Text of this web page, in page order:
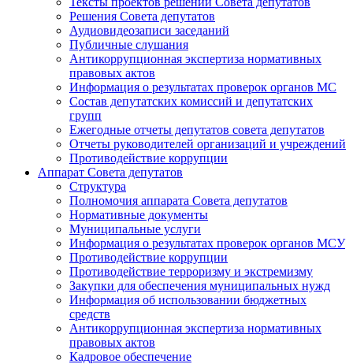
Решения Совета депутатов
Аудиовидеозаписи заседаний
Публичные слушания
Антикоррупционная экспертиза нормативных
правовых актов
Информация о результатах проверок органов МС
Состав депутатских комиссий и депутатских
групп
Ежегодные отчеты депутатов совета депутатов
Отчеты руководителей организаций и учреждений
Противодействие коррупции
Аппарат Совета депутатов
Структура
Полномочия аппарата Совета депутатов
Нормативные документы
Муниципальные услуги
Информация о результатах проверок органов МСУ
Противодействие коррупции
Противодействие терроризму и экстремизму
Закупки для обеспечения муниципальных нужд
Информация об использовании бюджетных
средств
Антикоррупционная экспертиза нормативных
правовых актов
Кадровое обеспечение